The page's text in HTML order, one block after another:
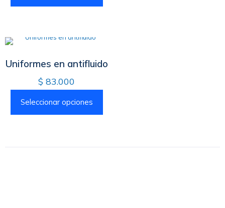
Uniformes en antifluido
$ 83.000
Seleccionar opciones